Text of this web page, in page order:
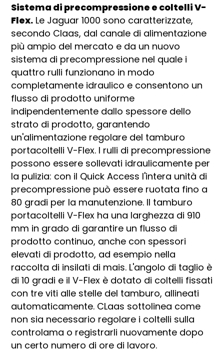
Sistema di precompressione e coltelli V-
Flex. Le Jaguar 1000 sono caratterizzate,
secondo Claas, dal canale di alimentazione
più ampio del mercato e da un nuovo
sistema di precompressione nel quale i
quattro rulli funzionano in modo
completamente idraulico e consentono un
flusso di prodotto uniforme
indipendentemente dallo spessore dello
strato di prodotto, garantendo
un'alimentazione regolare del tamburo
portacoltelli V-Flex. I rulli di precompressione
possono essere sollevati idraulicamente per
la pulizia: con il Quick Access l'intera unità di
precompressione può essere ruotata fino a
80 gradi per la manutenzione. Il tamburo
portacoltelli V-Flex ha una larghezza di 910
mm in grado di garantire un flusso di
prodotto continuo, anche con spessori
elevati di prodotto, ad esempio nella
raccolta di insilati di mais. L'angolo di taglio è
di 10 gradi e il V-Flex è dotato di coltelli fissati
con tre viti alle stelle del tamburo, allineati
automaticamente. CLaas sottolinea come
non sia necessario regolare i coltelli sulla
controlama o registrarli nuovamente dopo
un certo numero di ore di lavoro.